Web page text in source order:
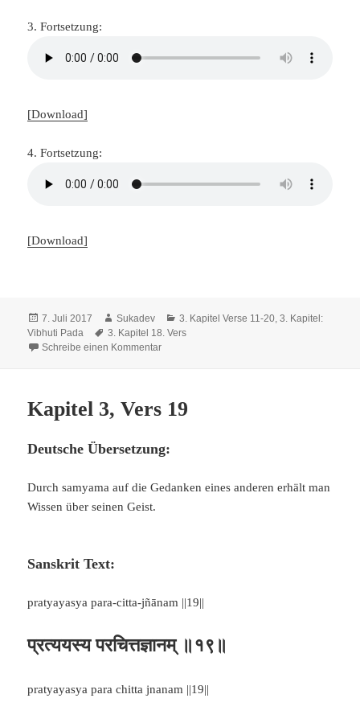
3. Fortsetzung:
[Download]
4. Fortsetzung:
[Download]
Veröffentlicht
am
7. Juli 2017 Autor
Sukadev Kategorien
3. Kapitel Verse 11-20,3. Kapitel:
Vibhuti Pada
Schlagwörter
3. Kapitel 18. Vers
Schreibe einen Kommentarzu Kapitel 3, Vers 18
Kapitel 3, Vers 19
Deutsche Übersetzung:
Durch samyama auf die Gedanken eines anderen erhält man
Wissen über seinen Geist.
Sanskrit Text:
pratyayasya para-citta-jñānam ||19||
प्रत्ययस्य परचित्तज्ञानम् ॥१९॥
pratyayasya para chitta jnanam ||19||